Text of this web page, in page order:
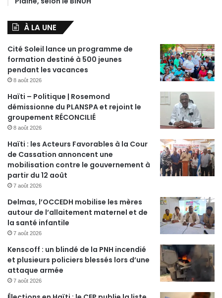
À LA UNE
Cité Soleil lance un programme de
formation destiné à 500 jeunes
pendant les vacances
8 août 2026
Haïti – Politique | Rosemond
démissionne du PLANSPA et rejoint le
groupement RÉCONCILIÉ
8 août 2026
Haïti : les Acteurs Favorables à la Cour
de Cassation annoncent une
mobilisation contre le gouvernement à
partir du 12 août
7 août 2026
Delmas, l’OCCEDH mobilise les mères
autour de l’allaitement maternel et de
la santé infantile
7 août 2026
Kenscoff : un blindé de la PNH incendié
et plusieurs policiers blessés lors d’une
attaque armée
7 août 2026